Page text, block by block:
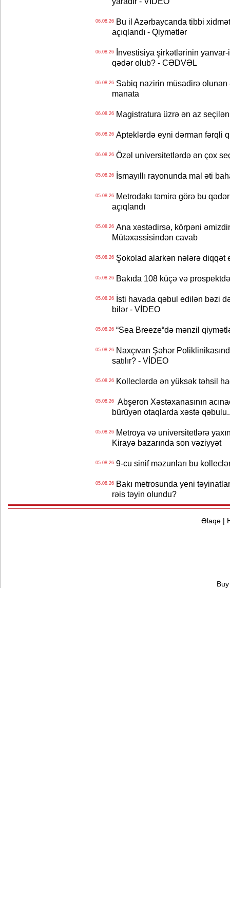
06.08.26Bu il Azərbaycanda tibbi
açıqlandı - Qiymətlər
06.08.26İnvestisiya şirkətlərinin yanvar-
qədər olub? - CƏDVƏL
06.08.26Sabiq nazirin müsadirə olunan
manata
06.08.26Magistratura üzrə ən az
06.08.26Apteklərdə eyni dərman fərqli
06.08.26Özəl universitetlərdə ən çox
05.08.26İsmayıllı rayonunda mal əti
05.08.26Metrodakı təmirə görə bu
açıqlandı
05.08.26Ana xəstədirsə, körpəni
Mütəxəssisindən cavab
05.08.26Şokolad alarkən nələrə diqqət
05.08.26Bakıda 108 küçə və
05.08.26İsti havada qəbul edilən bəzi
bilər - VİDEO
05.08.26“Sea Breeze“də mənzil
05.08.26Naxçıvan Şəhər
satılır? - VİDEO
05.08.26Kolleclərdə ən yüksək təhsil
05.08.26Abşeron Xəstəxanasının
bürüyən otaqlarda xəstə
05.08.26Metroya və universitetlərə
Kirayə bazarında son vəziyyət
05.08.269-cu sinif məzunları bu
05.08.26Bakı metrosunda yeni
rəis təyin olundu?
Əlaqə|